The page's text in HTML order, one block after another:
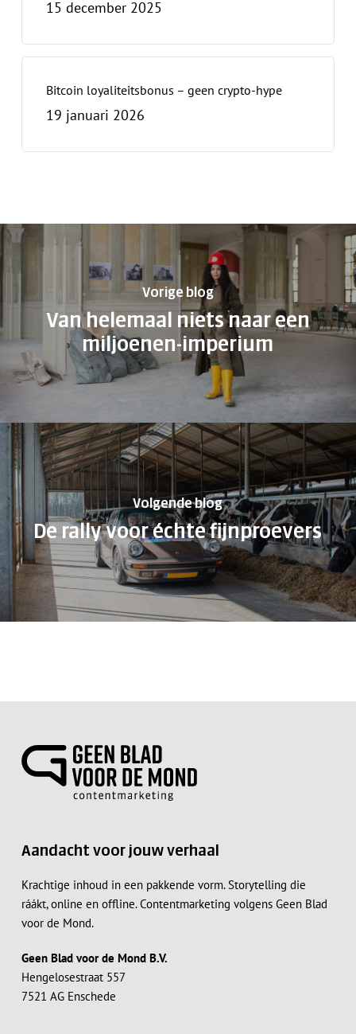
15 december 2025
Bitcoin loyaliteitsbonus – geen crypto-hype
19 januari 2026
Vorige blog
Van helemaal niets naar een
miljoenen-imperium
Volgende blog
De rally voor échte fijnproevers
Aandacht voor jouw verhaal
Krachtige inhoud in een pakkende vorm. Storytelling die
ráákt, online en offline. Contentmarketing volgens Geen Blad
voor de Mond.
Geen Blad voor de Mond B.V.
Hengelosestraat 557
7521 AG Enschede